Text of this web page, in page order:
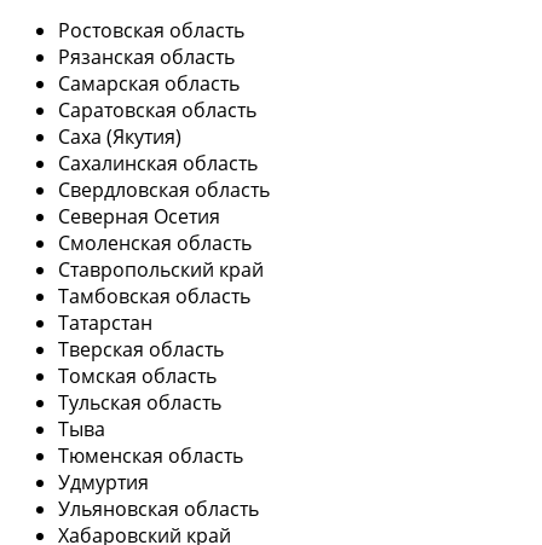
Ростовская область
Рязанская область
Самарская область
Саратовская область
Саха (Якутия)
Сахалинская область
Свердловская область
Северная Осетия
Смоленская область
Ставропольский край
Тамбовская область
Татарстан
Тверская область
Томская область
Тульская область
Тыва
Тюменская область
Удмуртия
Ульяновская область
Хабаровский край